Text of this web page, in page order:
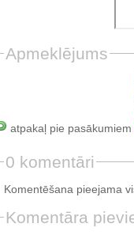
Apmeklējums
atpakaļ pie pasākumiem
0 komentāri
Komentēšana pieejama
Komentāra